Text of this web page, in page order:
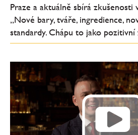
Praze a aktuálně sbírá zkušenosti
„Nové bary, tváře, ingredience,
standardy. Chápu to jako pozitivní